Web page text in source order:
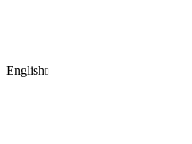
English